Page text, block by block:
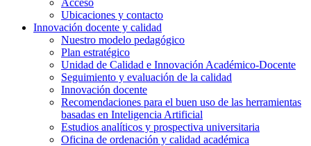
Ubicaciones y contacto
Innovación docente y calidad
Nuestro modelo pedagógico
Plan estratégico
Unidad de Calidad e Innovación Académico-Docente
Seguimiento y evaluación de la calidad
Innovación docente
Recomendaciones para el buen uso de las herramientas
basadas en Inteligencia Artificial
Estudios analíticos y prospectiva universitaria
Oficina de ordenación y calidad académica